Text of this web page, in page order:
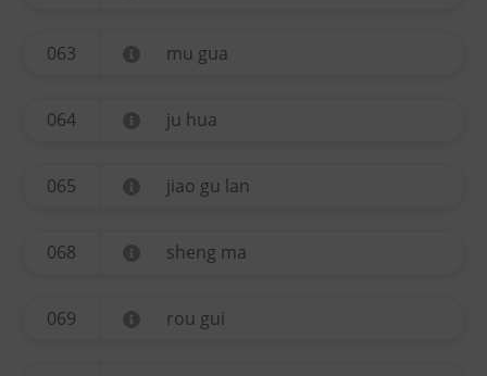
063 mu gua
064 ju hua
065 jiao gu lan
068 sheng ma
069 rou gui